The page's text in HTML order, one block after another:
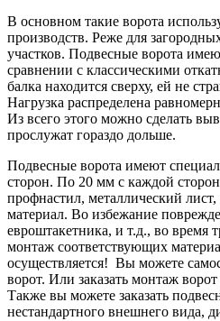
В основном такие ворота
производств. Реже для
участков. Подвесные ворота
сравнении с классическими
балка находится сверху, ей не
Нагрузка распределена
Из всего этого можно сделать
прослужат гораздо дольше.
Подвесные ворота имеют
сторон. По 20 мм с каждой
профнастил, металлический
материал. Во избежание
евроштакетника, и т.д., во время
монтаж соответствующих
осуществляется! Вы можете
ворот. Или заказать монтаж
Также вы можете заказать
нестандартного внешнего вида,